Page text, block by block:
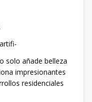
solo añade belleza
impresionantes
residenciales